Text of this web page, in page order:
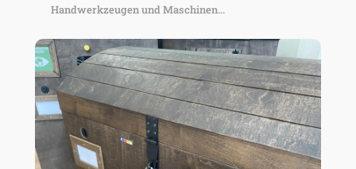
Hand­werk­zeugen und Maschinen...